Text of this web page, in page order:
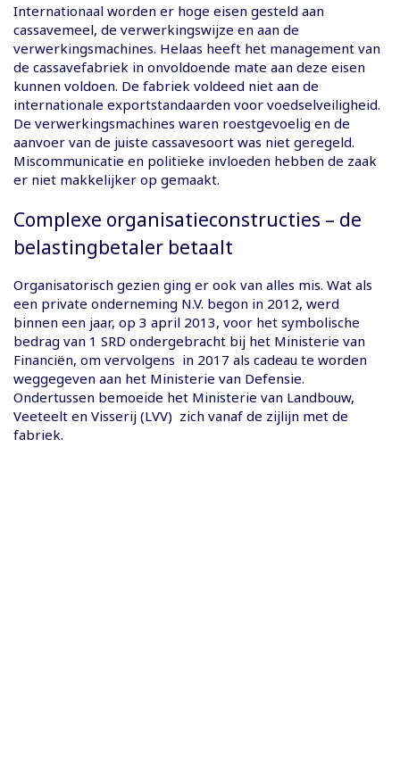
Internationaal worden er hoge eisen gesteld aan
cassavemeel, de verwerkingswijze en aan de
verwerkingsmachines. Helaas heeft het management van
de cassavefabriek in onvoldoende mate aan deze eisen
kunnen voldoen. De fabriek voldeed niet aan de
internationale exportstandaarden voor voedselveiligheid.
De verwerkingsmachines waren roestgevoelig en de
aanvoer van de juiste cassavesoort was niet geregeld.
Miscommunicatie en politieke invloeden hebben de zaak
er niet makkelijker op gemaakt.
Complexe organisatieconstructies – de
belastingbetaler betaalt
Organisatorisch gezien ging er ook van alles mis. Wat als
een private onderneming N.V. begon in 2012, werd
binnen een jaar, op 3 april 2013, voor het symbolische
bedrag van 1 SRD ondergebracht bij het Ministerie van
Financiën, om vervolgens in 2017 als cadeau te worden
weggegeven aan het Ministerie van Defensie.
Ondertussen bemoeide het Ministerie van Landbouw,
Veeteelt en Visserij (LVV) zich vanaf de zijlijn met de
fabriek.